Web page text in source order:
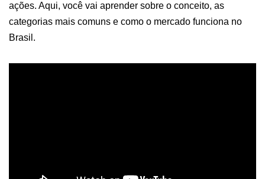
ações. Aqui, você vai aprender sobre o conceito, as
categorias mais comuns e como o mercado funciona no
Brasil.